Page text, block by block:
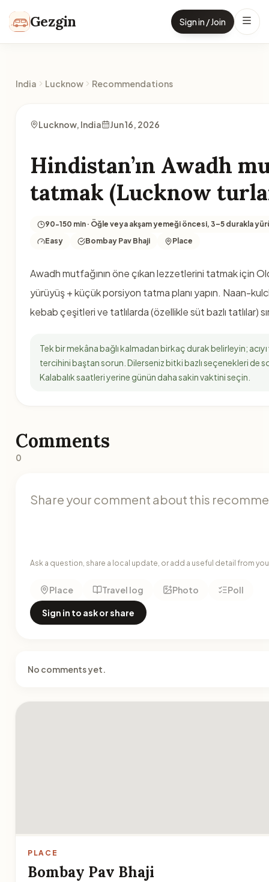
Gezgin Sign in / Join
India Lucknow Recommendations
Lucknow, India Jun 16, 2026
Hindistan’ın Awadh
tatmak (Lucknow
90-150 min · Öğle veya akşam yemeği öncesi, 3–5 durakla
Easy
Bombay Pav Bhaji Place
Awadh mutfağının öne çıkan lezzetlerini tatmak için
yürüyüş + küçük porsiyon tatma planı yapın. Naan-
kebab çeşitleri ve tatlılarda (özellikle süt bazlı tatlılar)
Tek bir mekâna bağlı kalmadan birkaç durak belirleyin;
tercihini baştan sorun. Dilerseniz bitki bazlı seçenekleri de
Kalabalık saatleri yerine günün daha sakin vaktini seçin.
Comments
0
Ask a question, share a local update, or add a useful detail from
Place Travel log Photo Poll
Sign in to ask or share
No comments yet.
PLACE
Bombay Pav Bhaji